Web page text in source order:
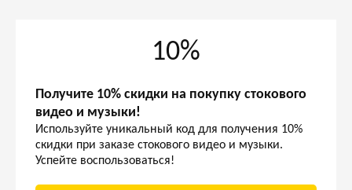
10%
Получите 10% скидки на покупку стокового
видео и музыки!
Используйте уникальный код для получения 10%
скидки при заказе стокового видео и музыки.
Успейте воспользоваться!